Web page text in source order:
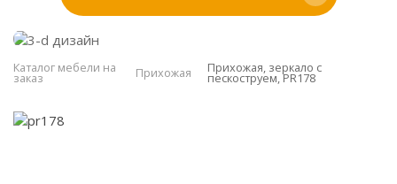
Каталог мебели на
заказ Прихожая Прихожая, зеркало с
пескоструем, PR178